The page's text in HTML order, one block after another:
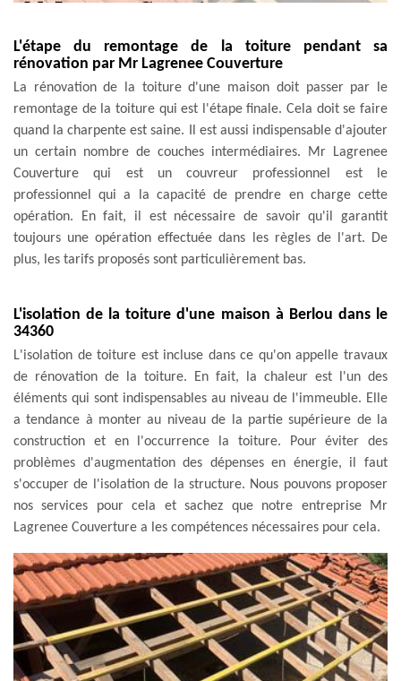
L'étape du remontage de la toiture pendant sa
rénovation par Mr Lagrenee Couverture
La rénovation de la toiture d'une maison doit passer par le
remontage de la toiture qui est l'étape finale. Cela doit se faire
quand la charpente est saine. Il est aussi indispensable d'ajouter
un certain nombre de couches intermédiaires. Mr Lagrenee
Couverture qui est un couvreur professionnel est le
professionnel qui a la capacité de prendre en charge cette
opération. En fait, il est nécessaire de savoir qu'il garantit
toujours une opération effectuée dans les règles de l'art. De
plus, les tarifs proposés sont particulièrement bas.
L'isolation de la toiture d'une maison à Berlou dans le
34360
L'isolation de toiture est incluse dans ce qu'on appelle travaux
de rénovation de la toiture. En fait, la chaleur est l'un des
éléments qui sont indispensables au niveau de l'immeuble. Elle
a tendance à monter au niveau de la partie supérieure de la
construction et en l'occurrence la toiture. Pour éviter des
problèmes d'augmentation des dépenses en énergie, il faut
s'occuper de l'isolation de la structure. Nous pouvons proposer
nos services pour cela et sachez que notre entreprise Mr
Lagrenee Couverture a les compétences nécessaires pour cela.